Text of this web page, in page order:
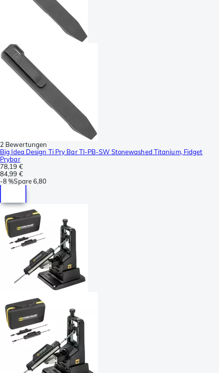
2 Bewertungen
Big Idea Design Ti Pry Bar TI-PB-SW Stonewashed Titanium, Fidget
Prybar
78,19 €
84,99 €
-8 %Spare6,80